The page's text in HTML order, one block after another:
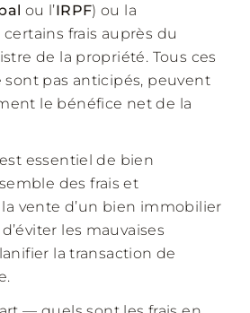
ou l’IRPF) ou la
frais auprès du
de la propriété. Tous ces
sont pas anticipés, peuvent
le bénéfice net de la
essentiel de bien
des frais et
vente d’un bien immobilier
les mauvaises
la transaction de